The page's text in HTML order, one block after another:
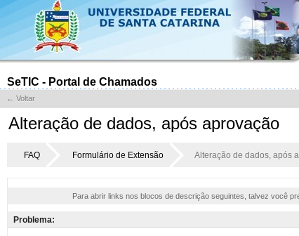
SeTIC - Portal de Chamados
← Voltar
Alteração de dados, após aprovação
FAQ Formulário de Extensão Alteração de dados, após
Para abrir links nos blocos de descrição seguintes, talvez você
Problema: